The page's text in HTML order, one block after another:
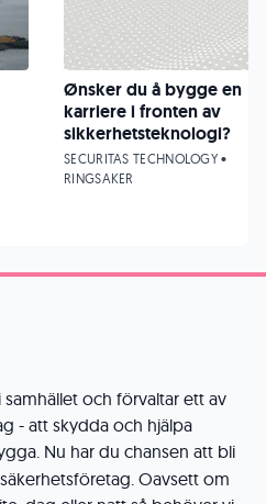
och förvaltar ett av
- att skydda och hjälpa
Nu har du chansen att bli
Oavsett om
Ønsker du å bygge en
karriere i fronten av
sikkerhetsteknologi?
SECURITAS TECHNOLOGY •
RINGSAKER